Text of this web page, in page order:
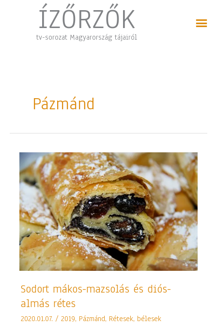
ÍZŐRZŐK
tv-sorozat Magyarország tájairól
Pázmánd
Sodort mákos-mazsolás és diós-
almás rétes
2020.01.07. /2019, Pázmánd, Rétesek, bélesek
Sodort
mazsolás
és